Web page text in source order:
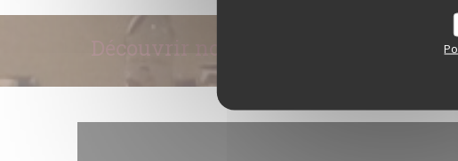
Découvrir notre carte